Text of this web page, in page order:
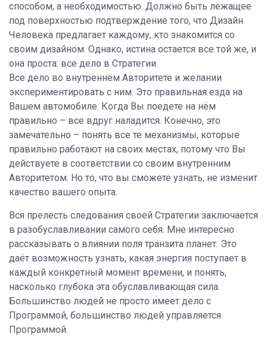
способом, а необходимостью. Должно быть лежащее
под поверхностью подтверждение того, что Дизайн
Человека предлагает каждому, кто знакомится со
своим дизайном. Однако, истина остается все той же, и
она проста: все дело в Стратегии.
Все дело во внутреннем Авторитете и желании
экспериментировать с ним. Это правильная езда на
Вашем автомобиле. Когда Вы поедете на нём
правильно – все вдруг наладится. Конечно, это
замечательно – понять все те механизмы, которые
правильно работают на своих местах, потому что Вы
действуете в соответствии со своим внутренним
Авторитетом. Но то, что вы сможете узнать, не изменит
качество вашего опыта.
Вся прелесть следования своей Стратегии заключается
в разобуславливании самого себя. Мне интересно
рассказывать о влиянии поля транзита планет. Это
даёт возможность узнать, какая энергия поступает в
каждый конкретный момент времени, и понять,
насколько глубока эта обуславливающая сила.
Большинство людей не просто имеет дело с
Программой, большинство людей управляется
Программой.